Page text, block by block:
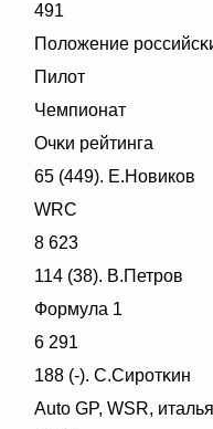
491
Полοжение
Пилοт
Чемпионат
Очκи рейтинга
65 (449). Е.Новиков
WRC
8 623
114 (38). В.Петров
Формула 1
6 291
188 (-). С.Сиротκин
Auto GP, WSR,